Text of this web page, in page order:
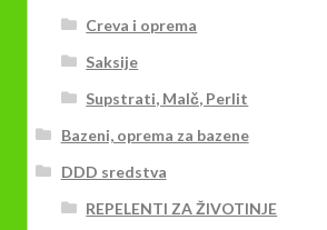
Creva i oprema
Saksije
Supstrati, Malč, Perlit
Bazeni, oprema za bazene
DDD sredstva
REPELENTI ZA ŽIVOTINJE